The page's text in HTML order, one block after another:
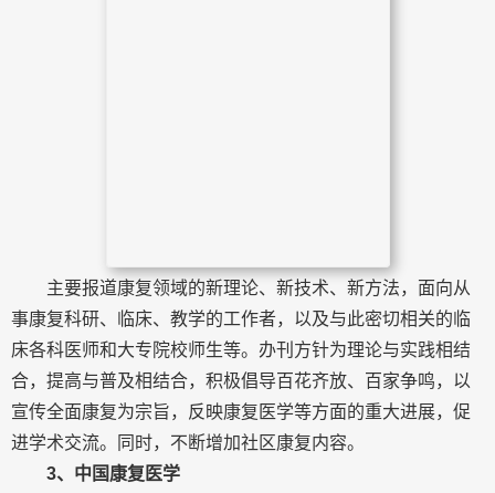
主要报道康复领域的新理论、新技术、新方法，面向从
事康复科研、临床、教学的工作者，以及与此密切相关的临
床各科医师和大专院校师生等。办刊方针为理论与实践相结
合，提高与普及相结合，积极倡导百花齐放、百家争鸣，以
宣传全面康复为宗旨，反映康复医学等方面的重大进展，促
进学术交流。同时，不断增加社区康复内容。
3、中国康复医学